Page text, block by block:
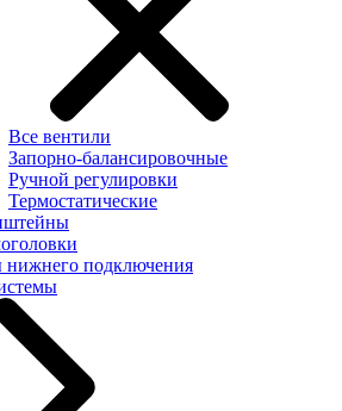
Все вентили
Запорно-балансировочные
Ручной регулировки
Термостатические
нижнего подключения